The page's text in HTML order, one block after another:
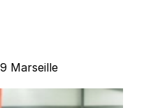
Marseille